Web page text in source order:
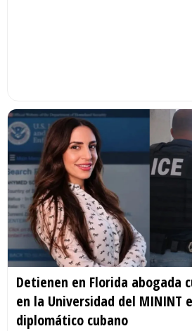
Detienen en Florida abogada
en la Universidad del MININT
diplomático cubano